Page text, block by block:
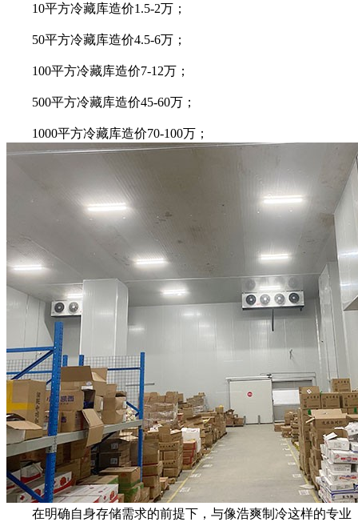
10平方冷藏库造价1.5-2万；
50平方冷藏库造价4.5-6万；
100平方冷藏库造价7-12万；
500平方冷藏库造价45-60万；
1000平方冷藏库造价70-100万；
在明确自身存储需求的前提下，与像浩爽制冷这样的专业